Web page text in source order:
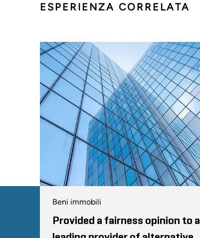
ESPERIENZA CORRELATA
Beni immobili
Provided a fairness opinion to a